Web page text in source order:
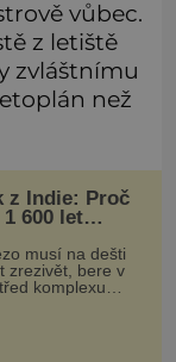
vůbec.
z letiště
zvláštnímu
než
z Indie: Proč
600 let
musí na dešti
zrezivět, bere v
komplexu
metrů
který už
počasí